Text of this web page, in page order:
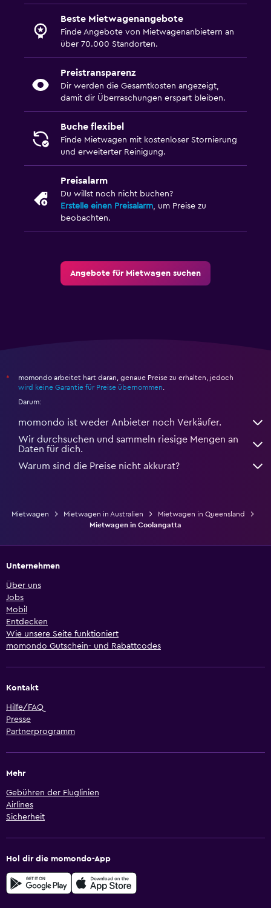
Beste Mietwagenangebote
Finde Angebote von Mietwagenanbietern an
über 70.000 Standorten.
Preistransparenz
Dir werden die Gesamtkosten angezeigt,
damit dir Überraschungen erspart bleiben.
Buche flexibel
Finde Mietwagen mit kostenloser Stornierung
und erweiterter Reinigung.
Preisalarm
Du willst noch nicht buchen?
Erstelle einen Preisalarm, um Preise zu
beobachten.
Angebote für Mietwagen suchen
*
momondo arbeitet hart daran, genaue Preise zu erhalten, jedoch
wird keine Garantie für Preise übernommen.
Darum:
momondo ist weder Anbieter noch Verkäufer.
Wir durchsuchen und sammeln riesige Mengen an
Daten für dich.
Warum sind die Preise nicht akkurat?
Mietwagen Mietwagen in Australien
Mietwagen in Queensland
Mietwagen in Coolangatta
Unternehmen
Über uns
Jobs
Mobil
Entdecken
Wie unsere Seite funktioniert
momondo Gutschein- und Rabattcodes
Kontakt
Hilfe/FAQ
Presse
Partnerprogramm
Mehr
Gebühren der Fluglinien
Airlines
Sicherheit
Hol dir die momondo-App